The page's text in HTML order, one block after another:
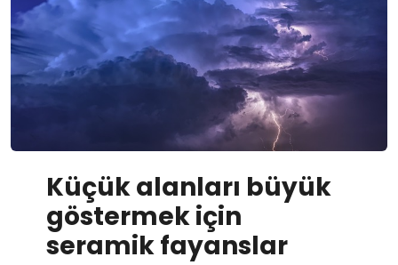
Küçük alanları büyük
göstermek için
seramik fayanslar